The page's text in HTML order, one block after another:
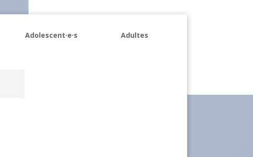
Adolescent·e·s Adultes